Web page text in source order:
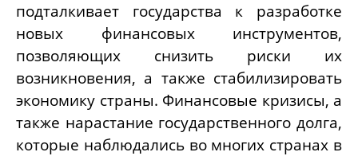
подталкивает государства к разработке
новых финансовых инструментов,
позволяющих снизить риски их
возникновения, а также стабилизировать
экономику страны. Финансовые кризисы, а
также нарастание государственного долга,
которые наблюдались во многих странах в